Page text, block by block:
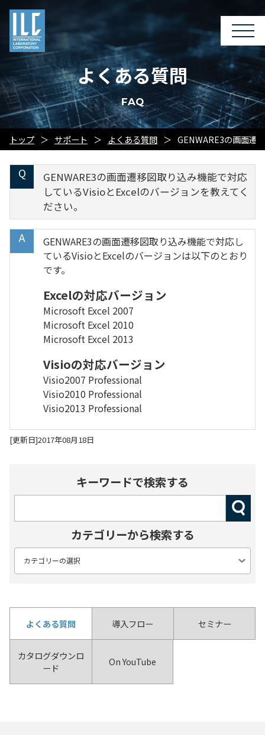
よくある質問
FAQ
トップ サポート よくある質問 GENWARE3の画面遷
GENWARE3の画面遷移図取り込み機能で対応
しているVisioとExcelのバージョンを教えてく
ださい。
GENWARE3の画面遷移図取り込み機能で対応し
ているVisioとExcelのバージョンは以下のとおり
です。
Excelの対応バージョン
Microsoft Excel 2007
Microsoft Excel 2010
Microsoft Excel 2013
Visioの対応バージョン
Visio2007 Professional
Visio2010 Professional
Visio2013 Professional
[更新日]2017年08月18日
キーワードで検索する
カテゴリーから検索する
よくある質問 導入フロー セミナー
カタログダウンロ
ード
On YouTube